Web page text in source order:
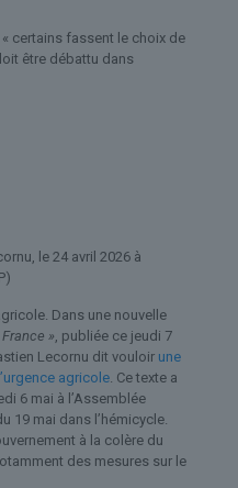
certains fassent le choix de
être débattu dans
le 24 avril 2026 à
Dans une nouvelle
» , publiée ce jeudi 7
Lecornu dit vouloir une
agricole. Ce texte a
6 mai à l’Assemblée
19 mai dans l’hémicycle.
à la colère du
des mesures sur le